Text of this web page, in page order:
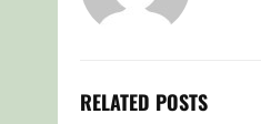
RELATED POSTS